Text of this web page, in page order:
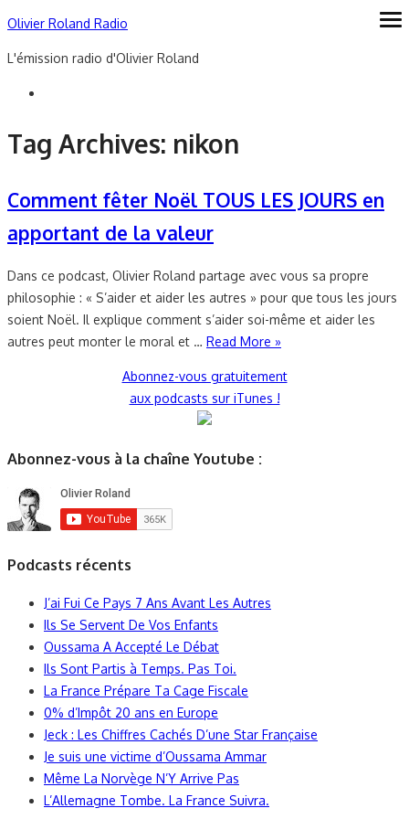
Skip
content
Olivier Roland Radio
L'émission radio d'Olivier Roland
Tag Archives: nikon
Comment fêter Noël TOUS LES JOURS en
apportant de la valeur
Dans ce podcast, Olivier Roland partage avec vous sa propre
philosophie : « S’aider et aider les autres » pour que tous les jours
soient Noël. Il explique comment s’aider soi-même et aider les
autres peut monter le moral et … Read More »
Abonnez-vous gratuitement
aux podcasts sur iTunes !
Abonnez-vous à la chaîne Youtube :
Podcasts récents
J’ai Fui Ce Pays 7 Ans Avant Les Autres
Ils Se Servent De Vos Enfants
Oussama A Accepté Le Débat
Ils Sont Partis à Temps. Pas Toi.
La France Prépare Ta Cage Fiscale
0% d’Impôt 20 ans en Europe
Jeck : Les Chiffres Cachés D’une Star Française
Je suis une victime d’Oussama Ammar
Même La Norvège N’Y Arrive Pas
L’Allemagne Tombe. La France Suivra.